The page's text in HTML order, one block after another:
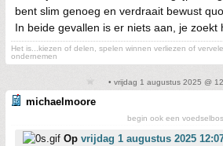
bent slim genoeg en verdraait bewust
In beide gevallen is er niets aan, je zoekt
Het is...kiezen of delen, spelen winnen verliezen of
ondernemen
• vrijdag 1 augustus 2025 @
michaelmoore
begin ook een voedselbos
Op vrijdag 1 augustus 2025